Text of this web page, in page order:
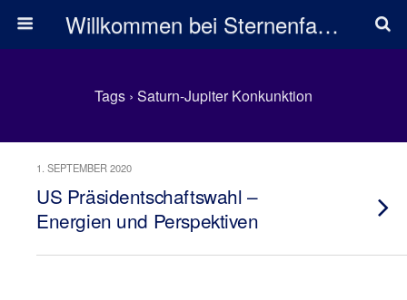
Willkommen bei Sternenfarben
Tags › Saturn-Jupiter Konkunktion
1. SEPTEMBER 2020
US Präsidentschaftswahl –
Energien und Perspektiven